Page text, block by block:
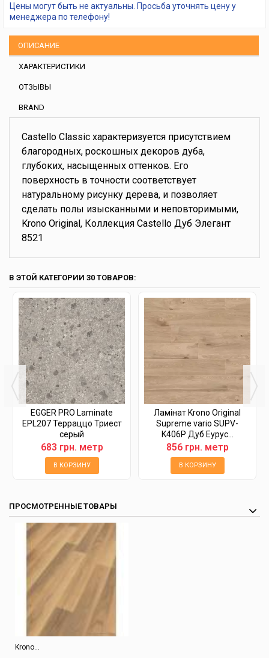
Цены могут быть не актуальны. Просьба уточнять цену у
менеджера по телефону!
ОПИСАНИЕ
ХАРАКТЕРИСТИКИ
ОТЗЫВЫ
BRAND
Castello Classic характеризуется присутствием
благородных, роскошных декоров дуба,
глубоких, насыщенных оттенков. Его
поверхность в точности соответствует
натуральному рисунку дерева, и позволяет
сделать полы изысканными и неповторимыми,
Krono Original, Коллекция Castello Дуб Элегант
8521
В ЭТОЙ КАТЕГОРИИ 30 ТОВАРОВ:
EGGER PRO Laminate
EPL207 Терраццо Триест
серый
683 грн. метр
В КОРЗИНУ
Ламінат Krono Original
Supreme vario SUPV-
K406P Дуб Еурус...
856 грн. метр
В КОРЗИНУ
ПРОСМОТРЕННЫЕ ТОВАРЫ
Krono...